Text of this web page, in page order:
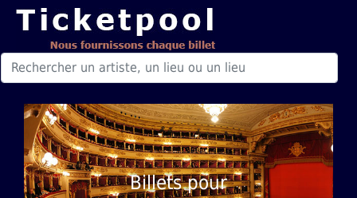
Billets pour